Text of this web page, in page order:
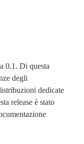
0.1. Di questa
degli
dedicate
release è stato
funzionamento.